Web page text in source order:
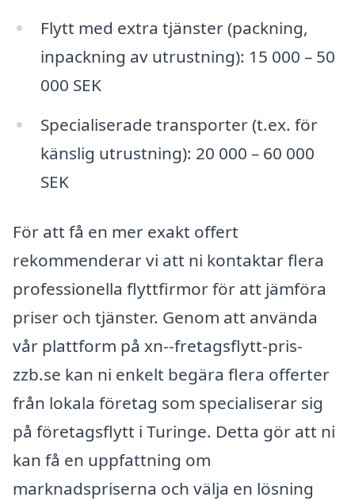
Flytt med extra tjänster (packning,
inpackning av utrustning): 15 000 – 50
000 SEK
Specialiserade transporter (t.ex. för
känslig utrustning): 20 000 – 60 000
SEK
För att få en mer exakt offert
rekommenderar vi att ni kontaktar flera
professionella flyttfirmor för att jämföra
priser och tjänster. Genom att använda
vår plattform på xn--fretagsflytt-pris-
zzb.se kan ni enkelt begära flera offerter
från lokala företag som specialiserar sig
på företagsflytt i Turinge. Detta gör att ni
kan få en uppfattning om
marknadspriserna och välja en lösning